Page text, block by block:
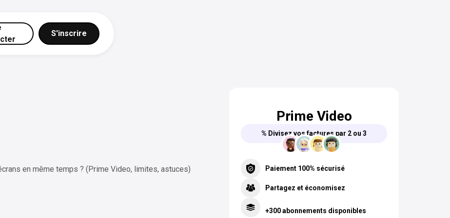
S'inscrire
en même temps ? (Prime Video, limites, astuces)
Prime Video
% Divisez vos factures par 2 ou 3
Paiement 100% sécurisé
Partagez et économisez
+300 abonnements disponibles